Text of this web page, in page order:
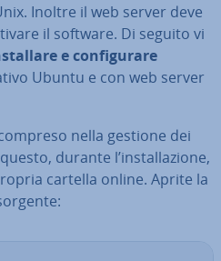
Inoltre il web server deve
il software. Di seguito vi
e con­fi­gu­ra­re
Ubuntu e con web server
nella gestione dei
durante l’in­stal­la­zio­ne,
cartella online. Aprite la